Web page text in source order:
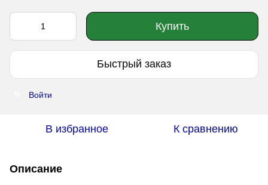
Купить
Быстрый заказ
Войти
В избранное К сравнению
Описание